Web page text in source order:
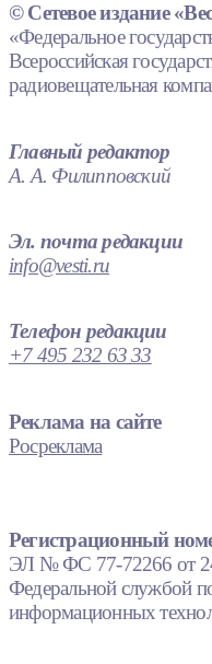
© Сетевое издание
«Федеральное
Всероссийская
радиовещательная
Главный редактор
А. А. Филипповский
Эл. почта редакции
info@vesti.ru
Телефон редакции
+7 495 232 63 33
Реклама на сайте
Росреклама
Регистрационный
ЭЛ № ФС 77-72266 от
Федеральной службой
информационных